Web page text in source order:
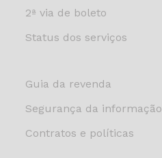
2ª via de boleto
Status dos serviços
Guia da revenda
Segurança da informação
Contratos e políticas